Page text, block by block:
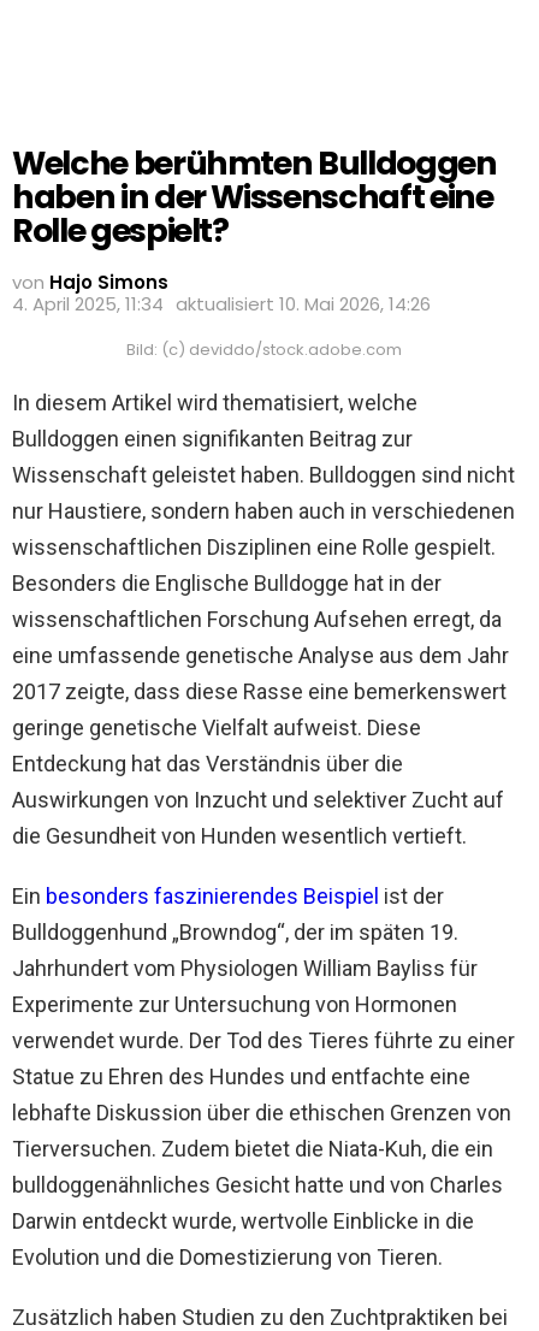
Welche berühmten Bulldoggen
haben in der Wissenschaft eine
Rolle gespielt?
von Hajo Simons
4. April 2025, 11:34 aktualisiert 10. Mai 2026, 14:26
Bild: (c) deviddo/stock.adobe.com
In diesem Artikel wird thematisiert, welche
Bulldoggen einen signifikanten Beitrag zur
Wissenschaft geleistet haben. Bulldoggen sind nicht
nur Haustiere, sondern haben auch in verschiedenen
wissenschaftlichen Disziplinen eine Rolle gespielt.
Besonders die Englische Bulldogge hat in der
wissenschaftlichen Forschung Aufsehen erregt, da
eine umfassende genetische Analyse aus dem Jahr
2017 zeigte, dass diese Rasse eine bemerkenswert
geringe genetische Vielfalt aufweist. Diese
Entdeckung hat das Verständnis über die
Auswirkungen von Inzucht und selektiver Zucht auf
die Gesundheit von Hunden wesentlich vertieft.
Ein besonders faszinierendes Beispiel ist der
Bulldoggenhund „Browndog“, der im späten 19.
Jahrhundert vom Physiologen William Bayliss für
Experimente zur Untersuchung von Hormonen
verwendet wurde. Der Tod des Tieres führte zu einer
Statue zu Ehren des Hundes und entfachte eine
lebhafte Diskussion über die ethischen Grenzen von
Tierversuchen. Zudem bietet die Niata-Kuh, die ein
bulldoggenähnliches Gesicht hatte und von Charles
Darwin entdeckt wurde, wertvolle Einblicke in die
Evolution und die Domestizierung von Tieren.
Zusätzlich haben Studien zu den Zuchtpraktiken bei